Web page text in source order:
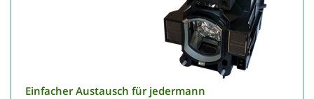
Einfacher Austausch für jedermann